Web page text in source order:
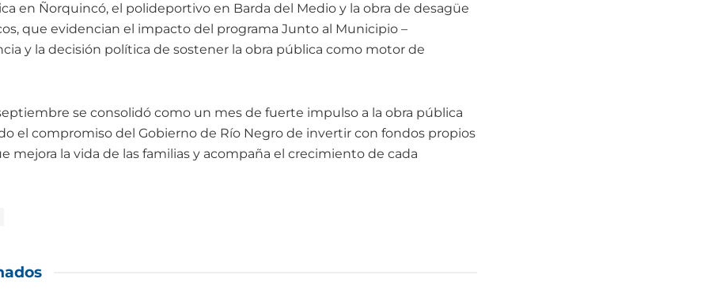
en Ñorquincó, el polideportivo en Barda del Medio y la obra de desagüe
que evidencian el impacto del programa Junto al Municipio –
y la decisión política de sostener la obra pública como motor de
se consolidó como un mes de fuerte impulso a la obra pública
el compromiso del Gobierno de Río Negro de invertir con fondos propios
mejora la vida de las familias y acompaña el crecimiento de cada